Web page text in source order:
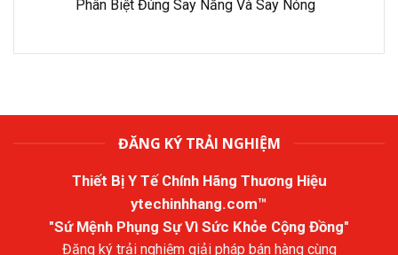
Phân Biệt Đúng Say Nắng Và Say Nóng
ĐĂNG KÝ TRẢI NGHIỆM
Thiết Bị Y Tế Chính Hãng Thương Hiệu
ytechinhhang.com™
"Sứ Mệnh Phụng Sự Vì Sức Khỏe Cộng Đồng"
Đăng ký trải nghiệm giải pháp bán hàng cùng